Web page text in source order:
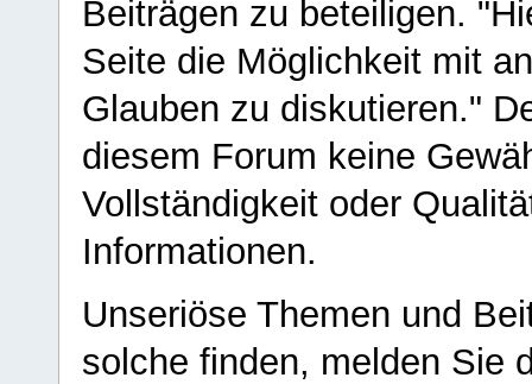
Beiträgen zu beteiligen.
Seite die Möglichkeit mit
Glauben zu diskutieren."
diesem Forum keine
Vollständigkeit oder
Informationen.
Unseriöse Themen und
solche finden, melden Sie